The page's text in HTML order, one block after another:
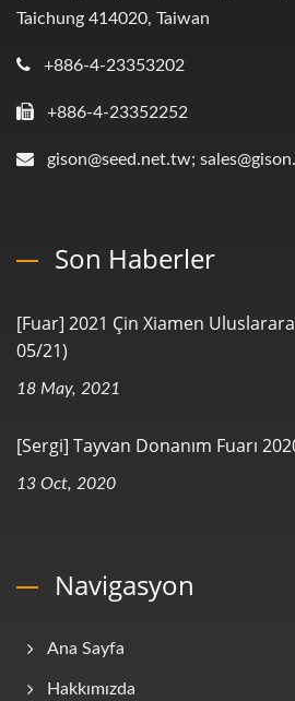
Taichung 414020, Taiwan
+886-4-23353202
+886-4-23352252
gison@seed.net.tw;
Son Haberler
[Fuar] 2021 Çin Xiamen
05/21)
18 May, 2021
[Sergi] Tayvan Donanım Fuarı
13 Oct, 2020
Navigasyon
Ana Sayfa
Hakkımızda